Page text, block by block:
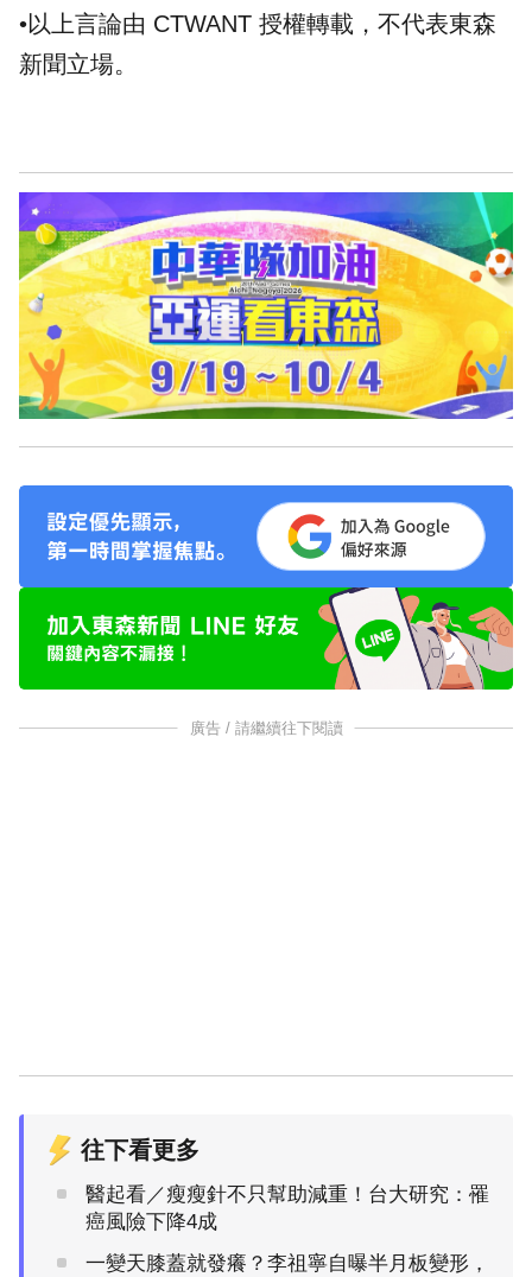
•以上言論由 CTWANT 授權轉載，不代表東森
新聞立場。
廣告 / 請繼續往下閱讀
往下看更多
醫起看／瘦瘦針不只幫助減重！台大研究：罹
癌風險下降4成
一變天膝蓋就發癢？李祖寧自曝半月板變形，